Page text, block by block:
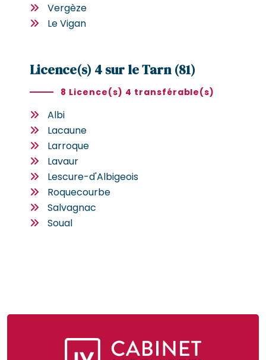
Vergèze
Le Vigan
Licence(s) 4 sur le Tarn (81)
8 Licence(s) 4 transférable(s)
Albi
Lacaune
Larroque
Lavaur
Lescure-d'Albigeois
Roquecourbe
Salvagnac
Soual